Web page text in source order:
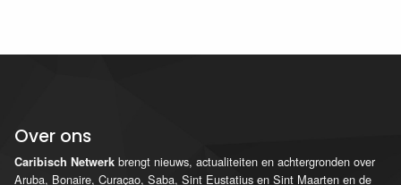
Over ons
Caribisch Netwerk brengt nieuws, actualiteiten en achtergronden over
Aruba, Bonaire, Curaçao, Saba, Sint Eustatius en Sint Maarten en de